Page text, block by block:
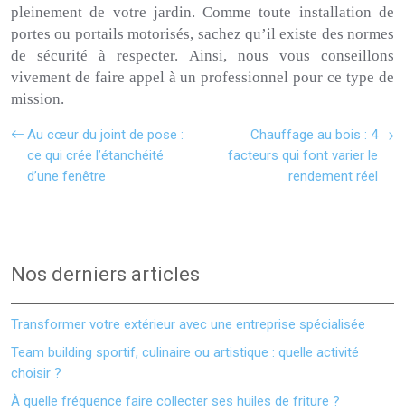
pleinement de votre jardin. Comme toute installation de
portes ou portails motorisés, sachez qu’il existe des normes
de sécurité à respecter. Ainsi, nous vous conseillons
vivement de faire appel à un professionnel pour ce type de
mission.
Au cœur du joint de pose :
ce qui crée l’étanchéité
d’une fenêtre
Chauffage au bois : 4
facteurs qui font varier le
rendement réel
Nos derniers articles
Transformer votre extérieur avec une entreprise spécialisée
Team building sportif, culinaire ou artistique : quelle activité
choisir ?
À quelle fréquence faire collecter ses huiles de friture ?